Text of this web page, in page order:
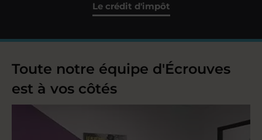
Le crédit d'impôt
Toute notre équipe d'Écrouves
est à vos côtés